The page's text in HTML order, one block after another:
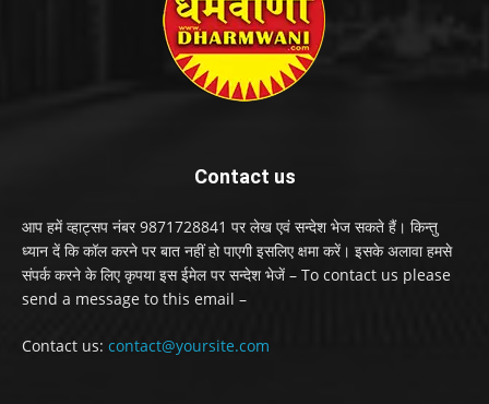
Contact us
आप हमें व्हाट्सप नंबर 9871728841 पर लेख एवं सन्देश भेज सकते हैं। किन्तु
ध्यान दें कि कॉल करने पर बात नहीं हो पाएगी इसलिए क्षमा करें। इसके अलावा हमसे
संपर्क करने के लिए कृपया इस ईमेल पर सन्देश भेजें – To contact us please
send a message to this email –
Contact us: contact@yoursite.com